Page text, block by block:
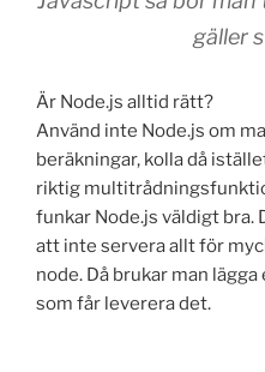
gäller
Är Node.js alltid rätt?
Använd inte Node.js om
beräkningar, kolla då
riktig
funkar Node.js väldigt bra.
att inte servera allt för
node. Då brukar man
som får leverera det.